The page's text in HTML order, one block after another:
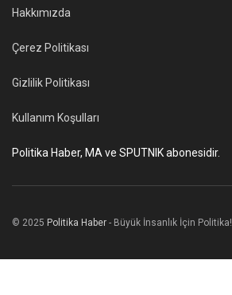
Hakkımızda
Çerez Politikası
Gizlilik Politikası
Kullanım Koşulları
Politika Haber, MA ve SPUTNIK abonesidir.
© 2025 Politika Haber - Büyük İnsanlık İçin Politika!